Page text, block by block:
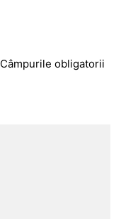
Câmpurile obligatorii